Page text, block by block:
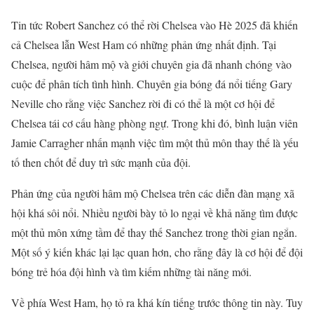
Tin tức Robert Sanchez có thể rời Chelsea vào Hè 2025 đã khiến
cả Chelsea lẫn West Ham có những phản ứng nhất định. Tại
Chelsea, người hâm mộ và giới chuyên gia đã nhanh chóng vào
cuộc để phân tích tình hình. Chuyên gia bóng đá nổi tiếng Gary
Neville cho rằng việc Sanchez rời đi có thể là một cơ hội để
Chelsea tái cơ cấu hàng phòng ngự. Trong khi đó, bình luận viên
Jamie Carragher nhấn mạnh việc tìm một thủ môn thay thế là yếu
tố then chốt để duy trì sức mạnh của đội.
Phản ứng của người hâm mộ Chelsea trên các diễn đàn mạng xã
hội khá sôi nổi. Nhiều người bày tỏ lo ngại về khả năng tìm được
một thủ môn xứng tầm để thay thế Sanchez trong thời gian ngắn.
Một số ý kiến khác lại lạc quan hơn, cho rằng đây là cơ hội để đội
bóng trẻ hóa đội hình và tìm kiếm những tài năng mới.
Về phía West Ham, họ tỏ ra khá kín tiếng trước thông tin này. Tuy